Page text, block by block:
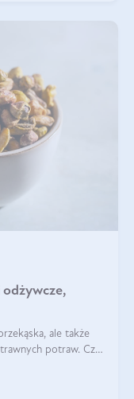
ale także
potraw. Czy